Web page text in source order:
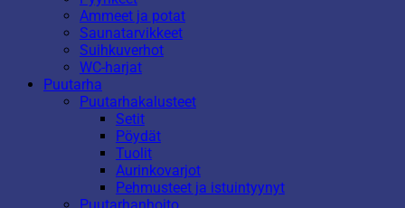
Ammeet ja potat
Saunatarvikkeet
Suihkuverhot
WC-harjat
Puutarha
Puutarhakalusteet
Setit
Pöydät
Tuolit
Aurinkovarjot
Pehmusteet ja istuintyynyt